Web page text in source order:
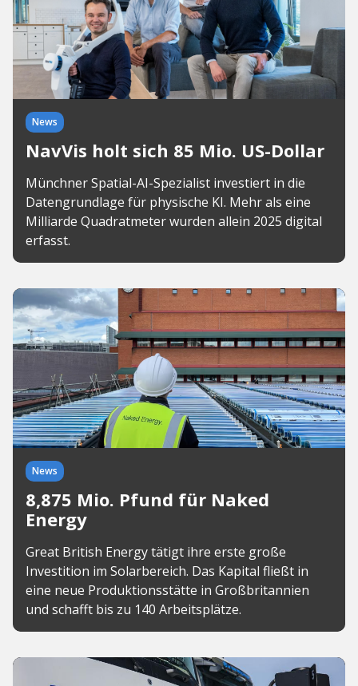
News
NavVis holt sich 85 Mio. US-Dollar
Münchner Spatial-AI-Spezialist investiert in die
Datengrundlage für physische KI. Mehr als eine
Milliarde Quadratmeter wurden allein 2025 digital
erfasst.
News
8,875 Mio. Pfund für Naked
Energy
Great British Energy tätigt ihre erste große
Investition im Solarbereich. Das Kapital fließt in
eine neue Produktionsstätte in Großbritannien
und schafft bis zu 140 Arbeitsplätze.